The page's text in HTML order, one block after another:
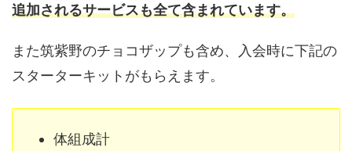
追加されるサービスも全て含まれています。
また筑紫野のチョコザップも含め、入会時に下記の
スターターキットがもらえます。
体組成計